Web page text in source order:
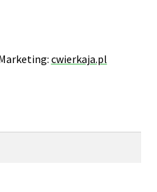
cwierkaja.pl